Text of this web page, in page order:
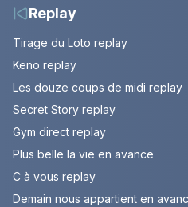
Replay
Tirage du Loto replay
Keno replay
Les douze coups de midi replay
Secret Story replay
Gym direct replay
Plus belle la vie en avance
C à vous replay
Demain nous appartient en